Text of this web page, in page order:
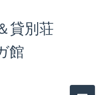
貸別荘
館